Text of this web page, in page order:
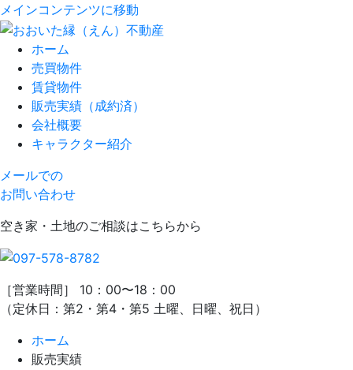
メインコンテンツに移動
ホーム
売買物件
賃貸物件
販売実績（成約済）
会社概要
キャラクター紹介
メールでの
お問い合わせ
空き家・土地のご相談はこちらから
［営業時間］ 10：00〜18：00
（定休日：第2・第4・第5 土曜、日曜、祝日）
ホーム
販売実績